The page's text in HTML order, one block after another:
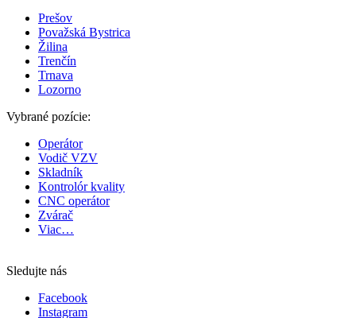
Prešov
Považská Bystrica
Žilina
Trenčín
Trnava
Lozorno
Vybrané pozície:
Operátor
Vodič VZV
Skladník
Kontrolór kvality
CNC operátor
Zvárač
Viac…
Sledujte nás
Facebook
Instagram